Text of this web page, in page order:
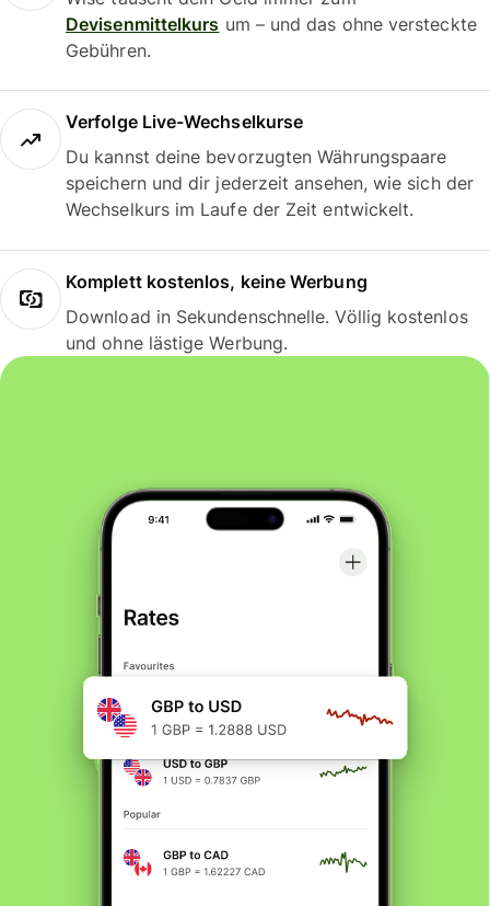
Devisenmittelkurs um – und das ohne versteckte
Gebühren.
Verfolge Live-Wechselkurse
Du kannst deine bevorzugten Währungspaare
speichern und dir jederzeit ansehen, wie sich der
Wechselkurs im Laufe der Zeit entwickelt.
Komplett kostenlos, keine Werbung
Download in Sekundenschnelle. Völlig kostenlos
und ohne lästige Werbung.